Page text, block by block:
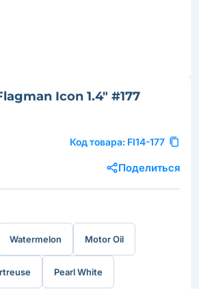
Icon 1.4" #177
Код товара: FI14-177
Поделиться
Watermelon Motor Oil
Pearl White